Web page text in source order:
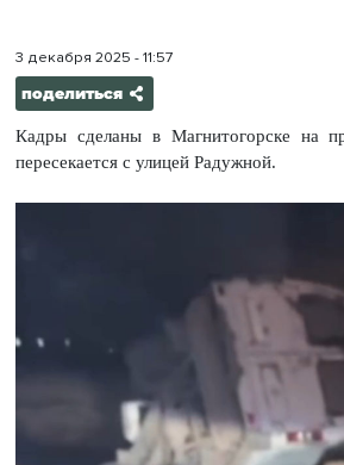
3 декабря 2025 - 11:57
поделиться
Кадры сделаны в Магнитогорске на
пересекается с улицей Радужной.